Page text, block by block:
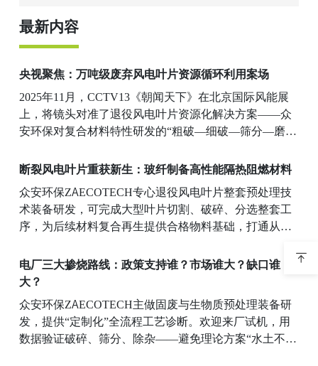
最新内容
央视聚焦：万吨级废弃风电叶片资源循环利用案场
2025年11月，CCTV13《朝闻天下》在北京国际风能展
上，将镜头对准了退役风电叶片资源化解决方案——众
安环保对复合材料特性研发的“粗破—细破—筛分—磨
件粗破碎，细碎机进一步粉碎，磨粉机根据需求研磨至
不同细度，产出复合新材料。
断裂风电叶片重获新生：玻纤制备高性能隔热阻燃材料
众安环保ZAECOTECH专心退役风电叶片整套预处理技
术装备研发，可完成大型叶片切割、破碎、分选整套工
序，为后续材料复合再生提供合格物料基础，打通从废
处置的风电巨翼，转化为有实际应用价值的隔热阻燃产
品，这套技术路线工艺简单，具备良好的工业化落地前
电厂三大掺烧路线：政策支持谁？市场谁大？缺口谁
大？
众安环保ZAECOTECH主做固废与生物质预处理装备研
发，提供“定制化”全流程工艺诊断。欢迎来厂试机，用
数据验证破碎、筛分、除杂——避免理论方案“水土不